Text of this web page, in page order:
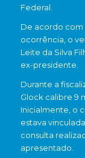
Federal.
De acordo com
ocorrência, o
Leite da Silva
ex-presidente.
Durante a
Glock calibre 9
Inicialmente, o
estava
consulta
apresentado.